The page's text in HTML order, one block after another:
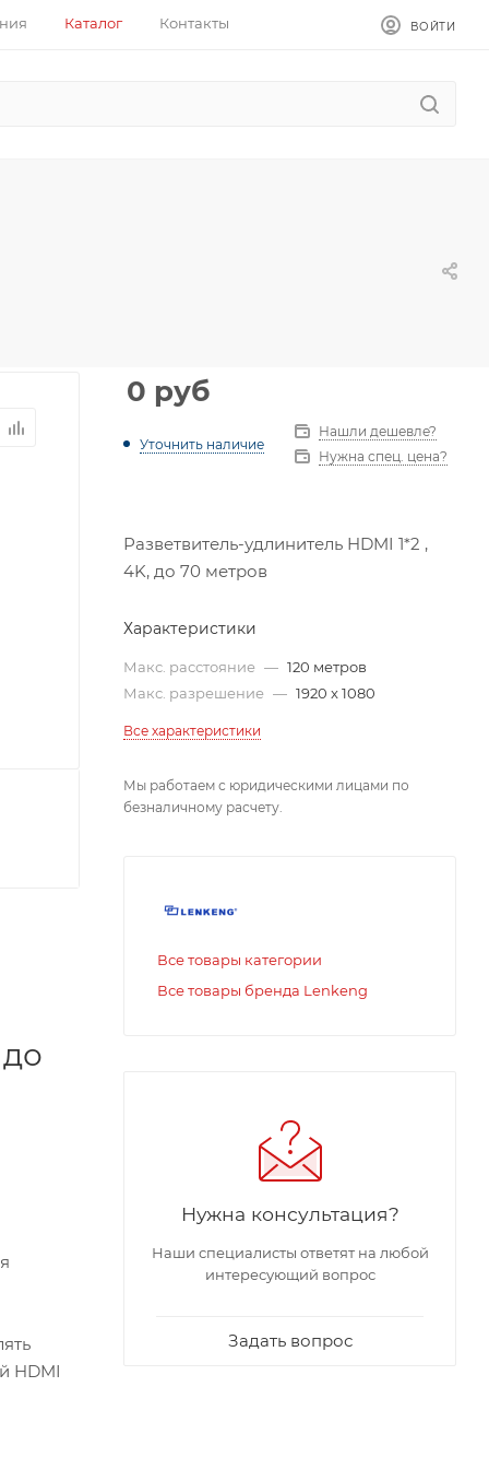
Каталог Контакты ВОЙТИ
HDMI
0 руб
Уточнить наличие
Нашли дешевле?
Нужна спец. цена?
Разветвитель-удлинитель HDMI 1*2 ,
4K, до 70 метров
Характеристики
Макс. расстояние — 120 метров
Макс. разрешение — 1920 x 1080
Все характеристики
Мы работаем с юридическими лицами по
безналичному расчету.
Все товары категории
Все товары бренда Lenkeng
Нужна консультация?
Наши специалисты ответят на любой
интересующий вопрос
Задать вопрос